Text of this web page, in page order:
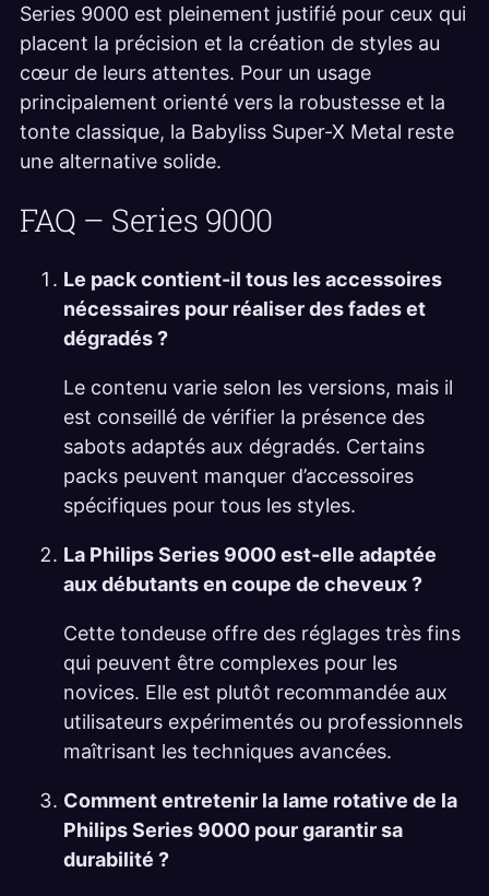
Series 9000 est pleinement justifié pour ceux qui
placent la précision et la création de styles au
cœur de leurs attentes. Pour un usage
principalement orienté vers la robustesse et la
tonte classique, la Babyliss Super-X Metal reste
une alternative solide.
FAQ – Series 9000
Le pack contient-il tous les accessoires
nécessaires pour réaliser des fades et
dégradés ?
Le contenu varie selon les versions, mais il
est conseillé de vérifier la présence des
sabots adaptés aux dégradés. Certains
packs peuvent manquer d’accessoires
spécifiques pour tous les styles.
La Philips Series 9000 est-elle adaptée
aux débutants en coupe de cheveux ?
Cette tondeuse offre des réglages très fins
qui peuvent être complexes pour les
novices. Elle est plutôt recommandée aux
utilisateurs expérimentés ou professionnels
maîtrisant les techniques avancées.
Comment entretenir la lame rotative de la
Philips Series 9000 pour garantir sa
durabilité ?